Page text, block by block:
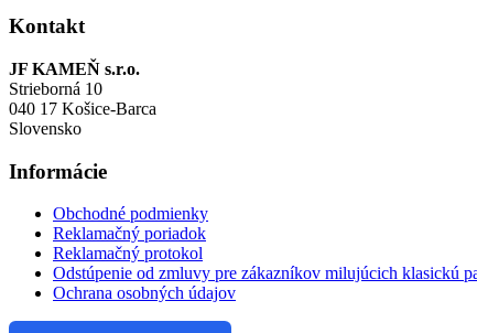
Kontakt
JF KAMEŇ s.r.o.
Strieborná 10
040 17 Košice-Barca
Slovensko
Informácie
Obchodné podmienky
Reklamačný poriadok
Reklamačný protokol
Odstúpenie od zmluvy pre zákazníkov milujúcich klasickú
Ochrana osobných údajov